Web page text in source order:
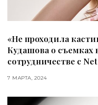
«Не проходила
Кудашова о съемках
сотрудничестве с
7 МАРТА, 2024